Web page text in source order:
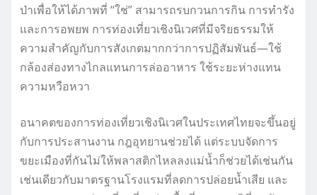
ป่าเพื่อให้ได้ภาพที่ “ใช่” สามารถรบกวนการกิน การทำรัง
และการอพยพ การท่องเที่ยวเชิงนิเวศที่มีจริยธรรมให้
ความสำคัญกับการสังเกตมากกว่าการปฏิสัมพันธ์—ใช้
กล้องส่องทางไกลแทนการล่ออาหาร ใช้ระยะห่างแทน
ความหวือหวา
อนาคตของการท่องเที่ยวเชิงนิเวศในประเทศไทยจะขึ้นอยู่
กับการประสานงาน กฎอุทยานช่วยได้ แต่ระบบจัดการ
ขยะเมืองที่กันไม่ให้พลาสติกไหลลงแม่น้ำก็ช่วยได้เช่นกัน
เช่นเดียวกับมาตรฐานโรงแรมที่ลดการปล่อยน้ำเสีย และ